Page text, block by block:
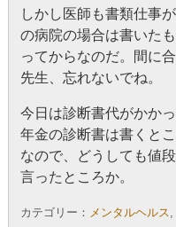
しかし医師も書類仕事
の病院の場合は書いた
ってからなのだ。間に
先生、忘れないでね。
今日は診断書代がかか
年金の診断書は書くと
なので、どうしても値
言ったところか。
カテゴリー： メンタルヘルス,